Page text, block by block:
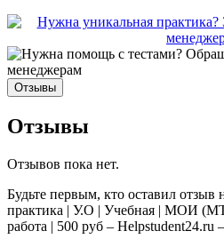
Отзывы
Отзывы
Отзывов пока нет.
Будьте первым, кто оставил отзыв
практика | У.О | Учебная | МОИ
работа | 500 руб – Helpstudent24.ru